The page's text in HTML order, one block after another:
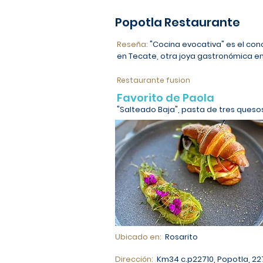
Popotla Restaurante
Reseña: "Cocina evocativa" es el
en Tecate, otra joya gastronómica
Restaurante fusion
"Salteado Baja", pasta de tres
Favorito de Paola
Ubicado en: Rosarito
Dirección: Km34 c.p22710, Popotla,